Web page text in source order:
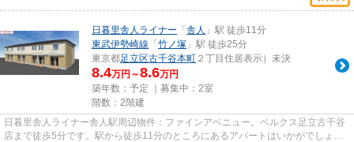
日暮里舎人ライナー 「 舎人 」駅 徒歩11分
東武伊勢崎線 「 竹ノ塚 」駅 徒歩25分
東京都足立区古千谷本町 ２丁目住居表示）未決
8.4万円～8.6万円
築年数：予定 ｜募集中： 2室
階数：2階建
日暮里舎人ライナー舎人駅周辺物件：ファインアベニュー。ベルクス足立古千谷
店まで徒歩5分です。駅から徒歩11分のところにあるアパートはいかがでしょう